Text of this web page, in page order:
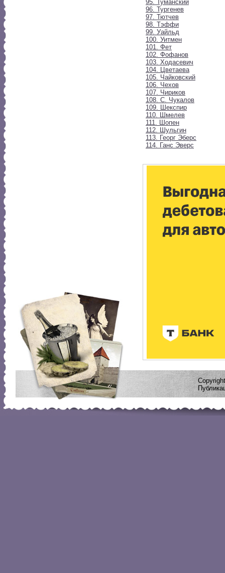
95. Туманский
96. Тургенев
97. Тютчев
98. Тэффи
99. Уайльд
100. Уитмен
101. Фет
102. Фофанов
103. Ходасевич
104. Цветаева
105. Чайковский
106. Чехов
107. Чириков
108. С. Чукалов
109. Шекспир
110. Шмелев
111. Шопен
112. Шульгин
113. Георг Эберс
114. Ганс Эверс